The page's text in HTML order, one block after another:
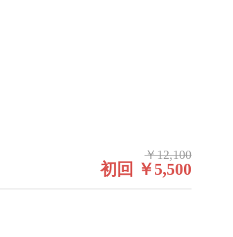
￥12,100
初回 ￥5,500